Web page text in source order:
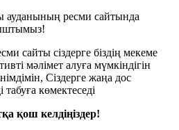
ауданының ресми сайтында
сайты сіздерге біздің мекеме
мәлімет алуға мүмкіндігін
Сіздерге жаңа дос
табуға көмектеседі
қош келдіңіздер!